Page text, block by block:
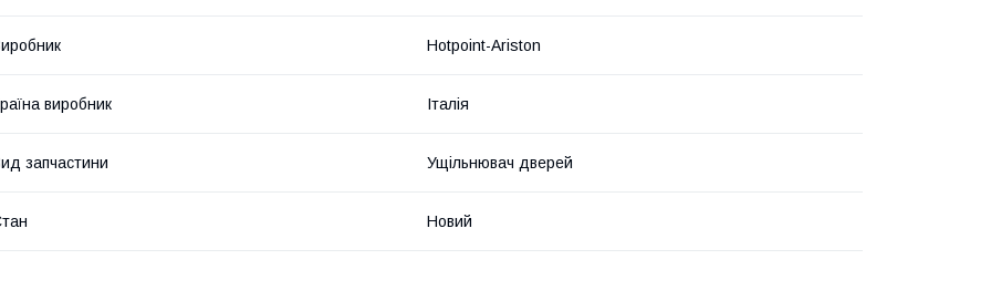
Hotpoint-Ariston
виробник Італія
запчастини Ущільнювач дверей
Новий